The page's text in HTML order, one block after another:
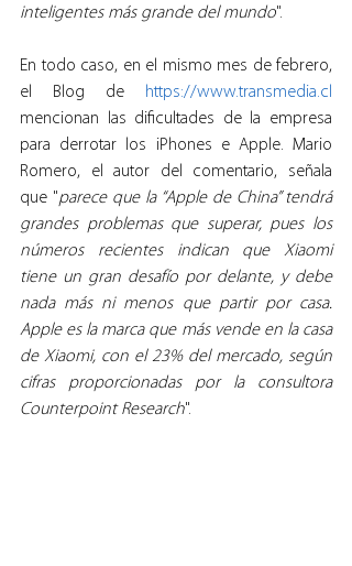
inteligentes más grande del mundo".
En todo caso, en el mismo mes de febrero,
el Blog de https://www.transmedia.cl
mencionan las dificultades de la empresa
para derrotar los iPhones e Apple. Mario
Romero, el autor del comentario, señala
que "parece que la “Apple de China” tendrá
grandes problemas que superar, pues los
números recientes indican que Xiaomi
tiene un gran desafío por delante, y debe
nada más ni menos que partir por casa.
Apple es la marca que más vende en la casa
de Xiaomi, con el 23% del mercado, según
cifras proporcionadas por la consultora
Counterpoint Research".